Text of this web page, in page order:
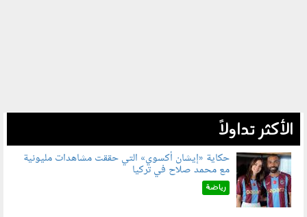
الأكثر تداولاً
080802.jpg
حكاية «إيشان أكسوي» التي حققت مشاهدات مليونية
مع محمد صلاح في تركيا
رياضة